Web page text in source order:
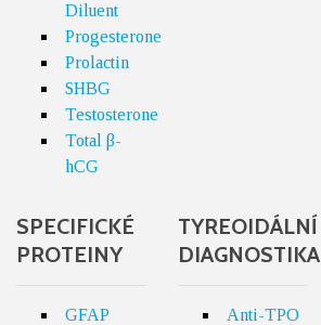
Diluent
Progesterone
Prolactin
SHBG
Testosterone
Total β-
hCG
SPECIFICKÉ
PROTEINY
GFAP
TYREOIDÁLNÍ
DIAGNOSTIKA
Anti-TPO